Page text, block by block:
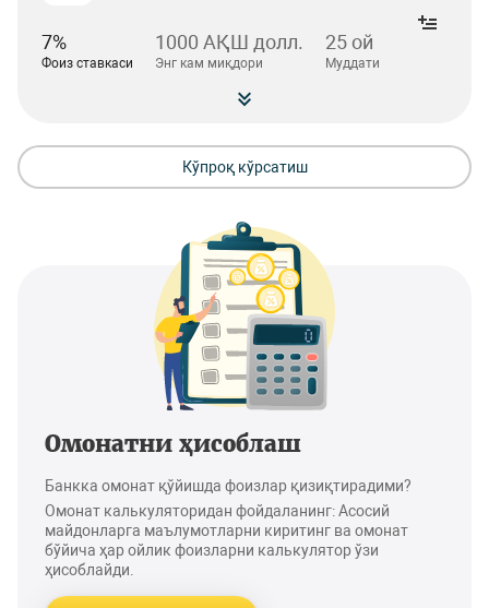
7%
Фоиз ставкаси
1000 АҚШ долл.
Энг кам миқдори
25 ой
Муддати
Кўпроқ кўрсатиш
Омонатни ҳисоблаш
Банкка омонат қўйишда фоизлар қизиқтирадими?
Омонат калькуляторидан фойдаланинг: Асосий
майдонларга маълумотларни киритинг ва омонат
бўйича ҳар ойлик фоизларни калькулятор ўзи
ҳисоблайди.